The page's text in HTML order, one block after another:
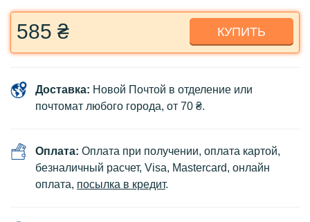
585 ₴ КУПИТЬ
Доставка: Новой Почтой в отделение или
почтомат любого города, от 70 ₴.
Оплата: Оплата при получении, оплата картой,
безналичный расчет, Visa, Mastercard, онлайн
оплата, посылка в кредит.